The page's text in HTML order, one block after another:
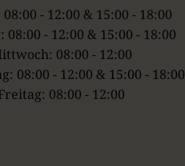
- 12:00 & 15:00 - 18:00
08:00 - 12:00 & 15:00 - 18:00
08:00 - 12:00
08:00 - 12:00 & 15:00 - 18:00
08:00 - 12:00